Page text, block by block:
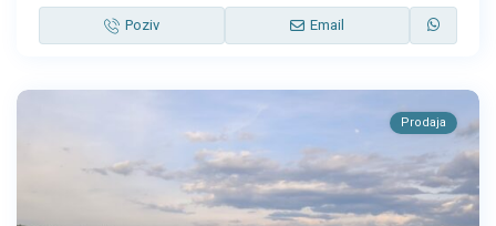
Poziv Email
Prodaja